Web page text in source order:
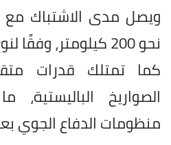
ويصل مدى الاشتباك مع
نحو 200 كيلومتر،
كما تمتلك قدرات
الصواريخ
منظومات الدفاع الجوي